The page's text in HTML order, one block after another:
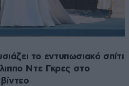
το εντυπωσιακό σπίτι
Ντε Γκρες στο